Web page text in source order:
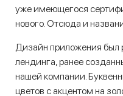
уже имеющегося
нового. Отсюда и
Дизайн приложения был
лендинга, ранее
нашей компании.
цветов с акцентом на